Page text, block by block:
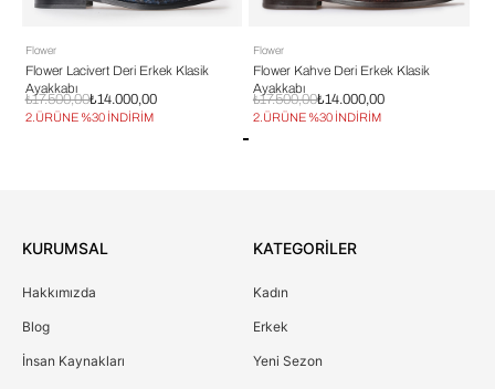
Flower
Flower Lacivert Deri Erkek Klasik
Ayakkabı
₺14.000,00
₺17.500,00
2.ÜRÜNE %30 İNDİRİM
Flower
Flower Kahve Deri Erkek Klasik
Ayakkabı
₺14.000,00
₺17.500,00
2.ÜRÜNE %30 İNDİRİM
KURUMSAL
Hakkımızda
Blog
İnsan Kaynakları
KATEGORİLER
Kadın
Erkek
Yeni Sezon